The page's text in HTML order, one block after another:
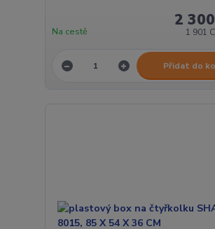
2
1 901
Na cestě
Přidat do